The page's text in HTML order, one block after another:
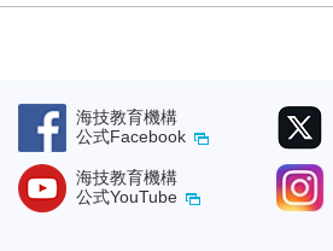
海技教育機構
公式Facebook
海技教育機構
公式YouTube